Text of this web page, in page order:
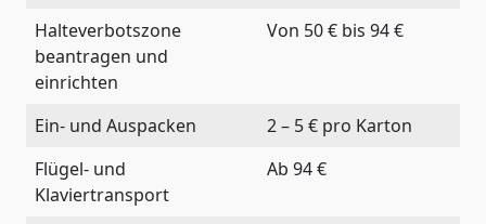
Halteverbotszone
beantragen und
einrichten
Von 50 € bis 94 €
Ein- und Auspacken
2 – 5 € pro Karton
Flügel- und
Klaviertransport
Ab 94 €